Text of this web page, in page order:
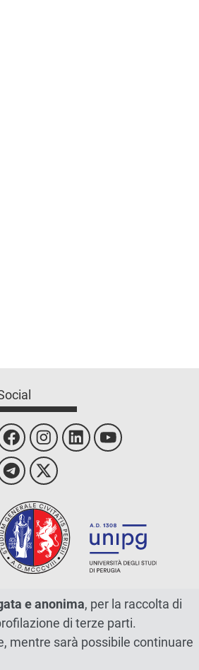
e anonima, per la raccolta di
di terze parti.
mentre sarà possibile continuare